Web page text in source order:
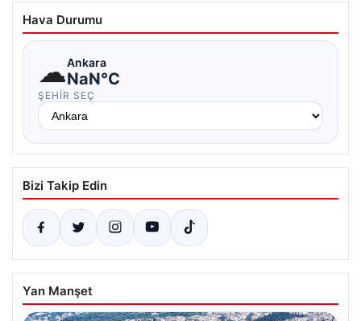
Hava Durumu
☁Ankara
NaN°C
ŞEHIR SEÇ
Bizi Takip Edin
Yan Manşet